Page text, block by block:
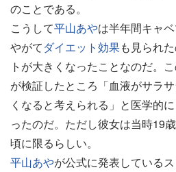
のことである。
こうして平山あやは半年間キャ
やがてダイエット効果も見られ
トが大きくなったことなのだ。
が検証したところ「血液がサラ
くなると考えられる」と医学的
ったのだ。ただし彼女は当時19
頃に限るらしい。
平山あやが公式に発表している